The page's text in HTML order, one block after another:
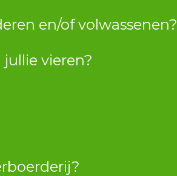
en/of volwassenen?
vieren?